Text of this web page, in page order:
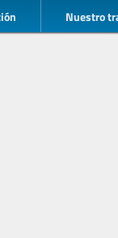
Nuestro